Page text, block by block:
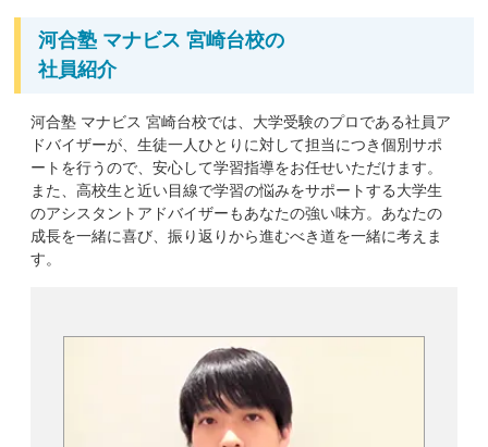
河合塾 マナビス 宮崎台校の
社員紹介
河合塾 マナビス 宮崎台校では、大学受験のプロである社員ア
ドバイザーが、生徒一人ひとりに対して担当につき個別サポ
ートを行うので、安心して学習指導をお任せいただけます。
また、高校生と近い目線で学習の悩みをサポートする大学生
のアシスタントアドバイザーもあなたの強い味方。あなたの
成長を一緒に喜び、振り返りから進むべき道を一緒に考えま
す。